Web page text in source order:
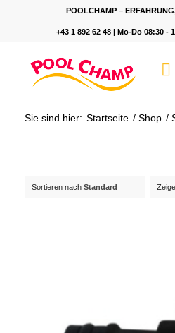
POOLCHAMP –
+43 1 892 62 48 | Mo-Do 08:30 -
Sie sind hier: Startseite / Shop /
Sortieren nach Standard Zeige